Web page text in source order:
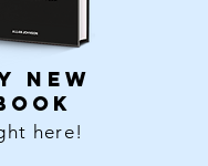
NEW
here!